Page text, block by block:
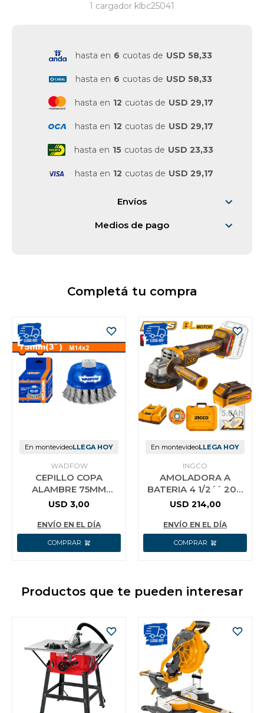
1 cargador klbc25041
hasta en 6 cuotas de USD 58,33
hasta en 6 cuotas de USD 58,33
hasta en 12 cuotas de USD 29,17
hasta en 12 cuotas de USD 29,17
hasta en 15 cuotas de USD 23,33
hasta en 12 cuotas de USD 29,17
Envíos
Medios de pago
Completá tu compra
En montevideoLLEGA HOY
WADFOW
CEPILLO COPA
ALAMBRE 75MM
WADFOW WCE2401
USD 3,00
ENVÍO EN EL DÍA
En montevideoLLEGA HOY
INGCO
AMOLADORA A
BATERIA 4 1/2´´ 20V
P20S C 2 X 5AH BAT
CAGLI2211
USD 214,00
ENVÍO EN EL DÍA
Productos que te pueden interesar